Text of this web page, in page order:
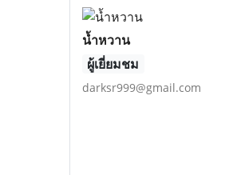
น้ำหวาน
ผู้เยี่ยมชม
darksr999@gmail.com